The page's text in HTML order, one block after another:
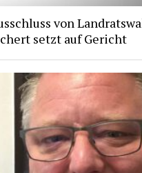
von
setzt auf Gericht